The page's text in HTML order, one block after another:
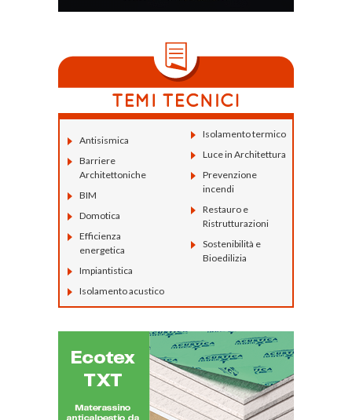
Antisismica
Barriere
Architettoniche
BIM
Domotica
Efficienza
energetica
Impiantistica
Isolamento acustico
Isolamento termico
Luce in Architettura
Prevenzione
incendi
Restauro e
Ristrutturazioni
Sostenibilità e
Bioedilizia